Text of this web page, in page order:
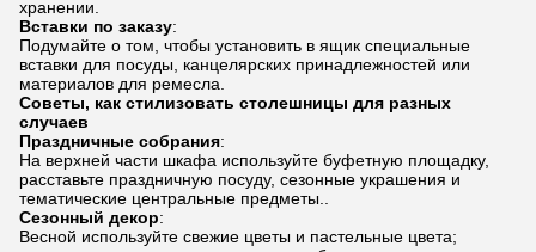
хранении.
Вставки по заказу:
Подумайте о том, чтобы установить в ящик специальные
вставки для посуды, канцелярских принадлежностей или
материалов для ремесла.
Советы, как стилизовать столешницы для разных
случаев
Праздничные собрания:
На верхней части шкафа используйте буфетную площадку,
расставьте праздничную посуду, сезонные украшения и
тематические центральные предметы..
Сезонный декор:
Весной используйте свежие цветы и пастельные цвета;